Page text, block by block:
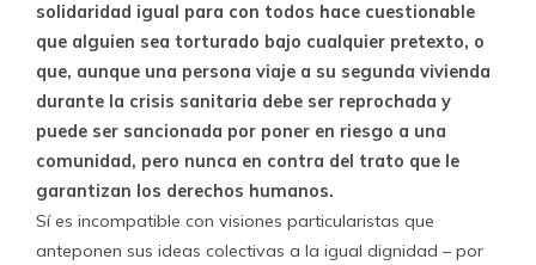
solidaridad igual para con todos hace cuestionable
que alguien sea torturado bajo cualquier pretexto, o
que, aunque una persona viaje a su segunda vivienda
durante la crisis sanitaria debe ser reprochada y
puede ser sancionada por poner en riesgo a una
comunidad, pero nunca en contra del trato que le
garantizan los derechos humanos.
Sí es incompatible con visiones particularistas que
anteponen sus ideas colectivas a la igual dignidad – por